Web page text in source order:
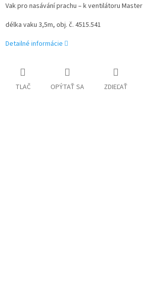
Vak pro nasávání prachu – k ventilátoru Master
délka vaku 3,5m, obj. č. 4515.541
Detailné informácie
TLAČ OPÝTAŤ SA ZDIEĽAŤ